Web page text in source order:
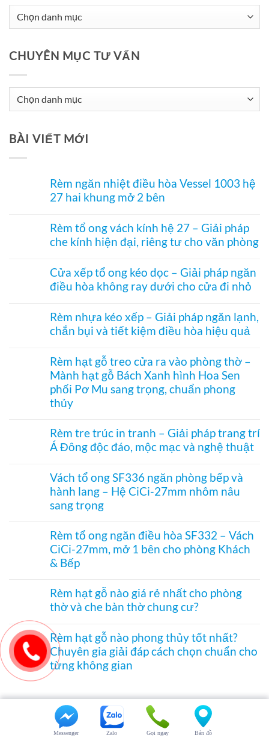
CHUYÊN MỤC TƯ VẤN
Chuyên
Mục
Tư
BÀI VIẾT MỚI
Rèm ngăn nhiệt điều hòa Vessel 1003 hệ
27 hai khung mở 2 bên
bình
luận
ngăn
nhiệt
điều
1003
hệ
27
khung
mở
2
bên
Rèm tổ ong vách kính hệ 27 – Giải pháp
che kính hiện đại, riêng tư cho văn phòng
bình
luận
tổ
ong
vách
27
–
Giải
pháp
che
kính
đại,
riêng
tư
phòng
Cửa xếp tổ ong kéo dọc – Giải pháp ngăn
điều hòa không ray dưới cho cửa đi nhỏ
bình
luận
xếp
tổ
ong
kéo
dọc
–
ngăn
điều
hòa
ray
dưới
cho
cửa
đi
Rèm nhựa kéo xếp – Giải pháp ngăn lạnh,
chắn bụi và tiết kiệm điều hòa hiệu quả
bình
luận
Rèm
nhựa
–
Giải
pháp
chắn
bụi
và
tiết
hòa
hiệu
quả
Rèm hạt gỗ treo cửa ra vào phòng thờ –
Mành hạt gỗ Bách Xanh hình Hoa Sen
phối Pơ Mu sang trọng, chuẩn phong
thủy
có
bình
luận
hạt
gỗ
treo
cửa
phòng
thờ
–
Mành
Bách
Xanh
hình
Sen
phối
Pơ
Mu
sang
trọng,
phong
thủy
Rèm tre trúc in tranh – Giải pháp trang trí
Á Đông độc đáo, mộc mạc và nghệ thuật
bình
luận
Rèm
in
tranh
–
Giải
trí
Á
đáo,
mộc
mạc
và
nghệ
Vách tổ ong SF336 ngăn phòng bếp và
hành lang – Hệ CiCi-27mm nhôm nâu
sang trọng
có
bình
luận
ở
Vách
SF336
ngăn
và
hành
lang
–
Hệ
nhôm
nâu
sang
trọng
Rèm tổ ong ngăn điều hòa SF332 – Vách
CiCi-27mm, mở 1 bên cho phòng Khách
& Bếp
có
bình
luận
tổ
ong
ngăn
điều
hòa
Vách
CiCi-
27mm,
mở
Rèm hạt gỗ nào giá rẻ nhất cho phòng
thờ và che bàn thờ chung cư?
có
bình
luận
ở
Rèm
nào
giá
rẻ
nhất
cho
Rèm hạt gỗ nào phong thủy tốt nhất?
Chuyên gia giải đáp cách chọn chuẩn cho
từng không gian
bình
luận
Rèm
hạt
Bản đồ
Gọi ngay
Zalo
Messenger